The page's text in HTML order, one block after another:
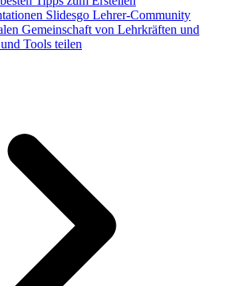
Slidesgo Lehrer-Community
Gemeinschaft von Lehrkräften und
Tools teilen